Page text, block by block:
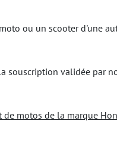
ou un scooter d'une
souscription validée par
motos de la marque